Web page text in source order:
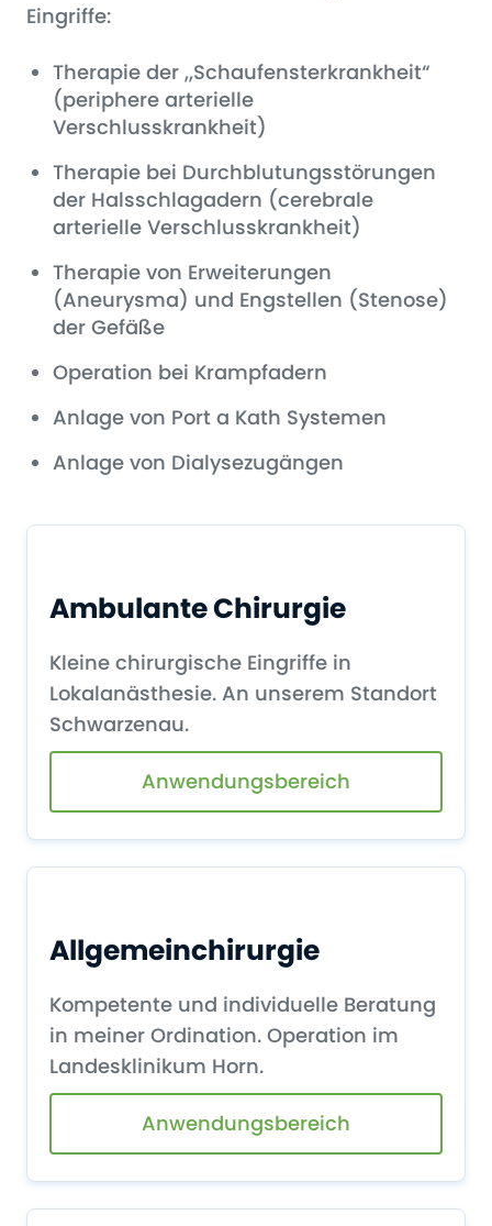
Eingriffe:
Therapie der „Schaufensterkrankheit“
(periphere arterielle
Verschlusskrankheit)
Therapie bei Durchblutungsstörungen
der Halsschlagadern (cerebrale
arterielle Verschlusskrankheit)
Therapie von Erweiterungen
(Aneurysma) und Engstellen (Stenose)
der Gefäße
Operation bei Krampfadern
Anlage von Port a Kath Systemen
Anlage von Dialysezugängen
Ambulante Chirurgie
Kleine chirurgische Eingriffe in
Lokalanästhesie. An unserem Standort
Schwarzenau.
Anwendungsbereich
Allgemeinchirurgie
Kompetente und individuelle Beratung
in meiner Ordination. Operation im
Landesklinikum Horn.
Anwendungsbereich